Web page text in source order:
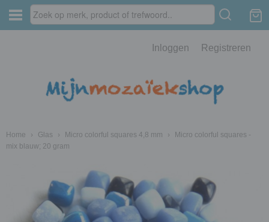
Inloggen Registreren
Home › Glas › Micro colorful squares 4,8 mm ›
Micro colorful squares -
mix blauw; 20 gram